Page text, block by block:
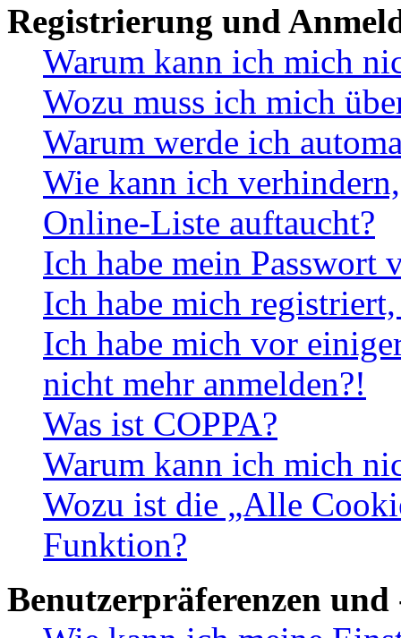
Registrierung und
Warum kann ich mich
Wozu muss ich mich
Warum werde ich
Wie kann ich
Online-Liste auftaucht?
Ich habe mein Passwort
Ich habe mich
Ich habe mich vor
nicht mehr anmelden?!
Was ist COPPA?
Warum kann ich mich
Wozu ist die „Alle
Funktion?
Benutzerpräferenzen und